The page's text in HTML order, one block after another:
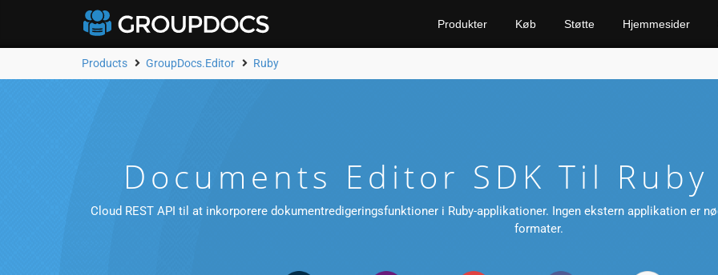
Produkter Køb Støtte Hjemmesider
Products GroupDocs.Editor Ruby
Documents Editor SDK Til
Cloud REST API til at inkorporere dokumentredigeringsfunktioner i Ruby-applikationer. Ingen ekstern applikation er
formater.